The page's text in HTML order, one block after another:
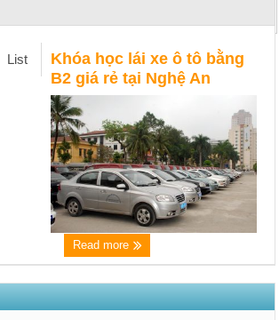
List
Khóa học lái xe ô tô bằng
B2 giá rẻ tại Nghệ An
Read more